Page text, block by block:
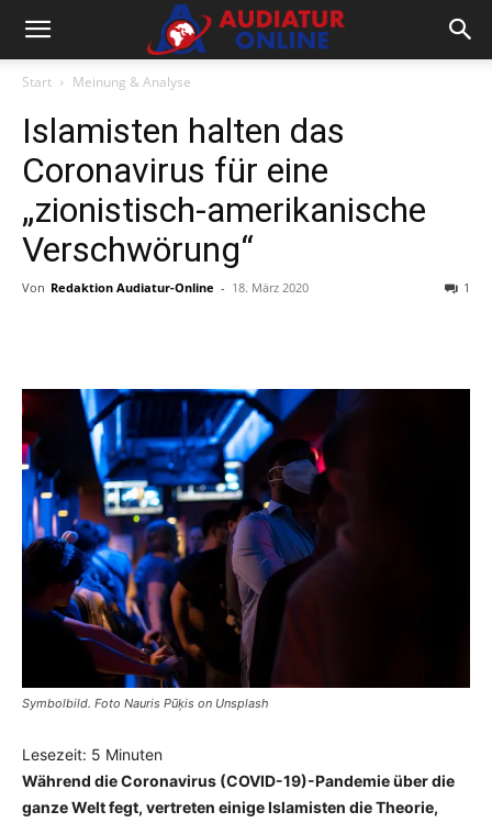
Start Meinung & Analyse
Islamisten halten das
Coronavirus für eine
„zionistisch-amerikanische
Verschwörung“
Von Redaktion Audiatur-Online - 18. März 2020 1
Symbolbild. Foto Nauris Pūķis on Unsplash
Lesezeit: 5 Minuten
Während die Coronavirus (COVID-19)-Pandemie über die
ganze Welt fegt, vertreten einige Islamisten die Theorie,